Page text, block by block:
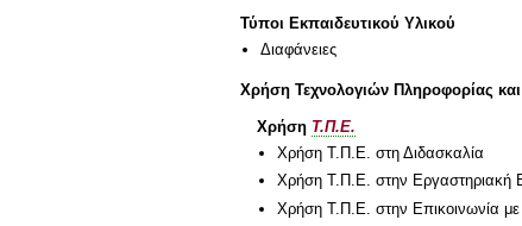
Τύποι Εκπαιδευτικού Υλικού
Διαφάνειες
Χρήση Τεχνολογιών Πληροφορίας
Χρήση Τ.Π.Ε.
Χρήση Τ.Π.Ε. στη Διδασκαλία
Χρήση Τ.Π.Ε. στην Εργαστηριακή
Χρήση Τ.Π.Ε. στην Επικοινωνία με